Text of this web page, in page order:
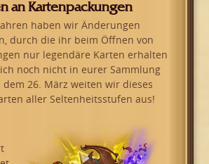
an Kartenpackungen
haben wir Änderungen
durch die ihr beim Öffnen von
nur legendäre Karten erhalten
noch nicht in eurer Sammlung
dem 26. März weiten wir dieses
aller Seltenheitsstufen aus!